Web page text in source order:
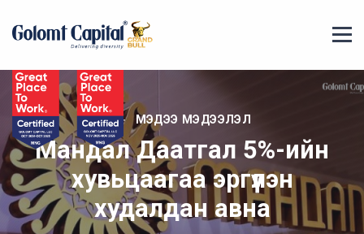
МЭДЭЭ МЭДЭЭЛЭЛ
Мандал Даатгал 5%-ийн
хувьцаагаа эргүүлэн
худалдан авна